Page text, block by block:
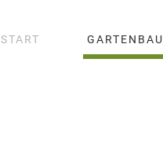
START GARTENBAU